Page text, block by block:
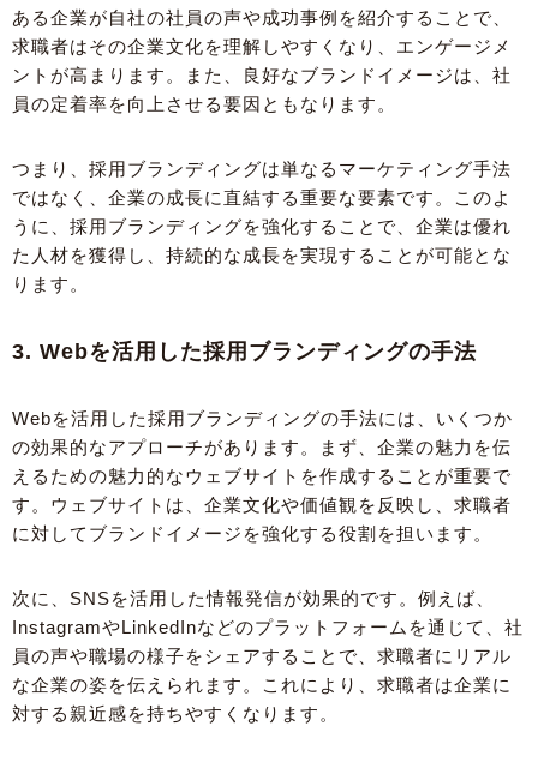
ある企業が自社の社員の声や成功事例を紹介することで、
求職者はその企業文化を理解しやすくなり、エンゲージメ
ントが高まります。また、良好なブランドイメージは、社
員の定着率を向上させる要因ともなります。
つまり、採用ブランディングは単なるマーケティング手法
ではなく、企業の成長に直結する重要な要素です。このよ
うに、採用ブランディングを強化することで、企業は優れ
た人材を獲得し、持続的な成長を実現することが可能とな
ります。
3. Webを活用した採用ブランディングの手法
Webを活用した採用ブランディングの手法には、いくつか
の効果的なアプローチがあります。まず、企業の魅力を伝
えるための魅力的なウェブサイトを作成することが重要で
す。ウェブサイトは、企業文化や価値観を反映し、求職者
に対してブランドイメージを強化する役割を担います。
次に、SNSを活用した情報発信が効果的です。例えば、
InstagramやLinkedInなどのプラットフォームを通じて、社
員の声や職場の様子をシェアすることで、求職者にリアル
な企業の姿を伝えられます。これにより、求職者は企業に
対する親近感を持ちやすくなります。